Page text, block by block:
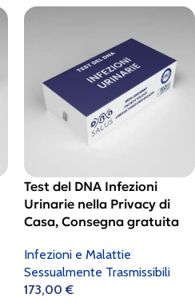
Test del DNA Infezioni
Urinarie nella Privacy di
Casa, Consegna gratuita
Infezioni e Malattie
Sessualmente Trasmissibili
173,00€